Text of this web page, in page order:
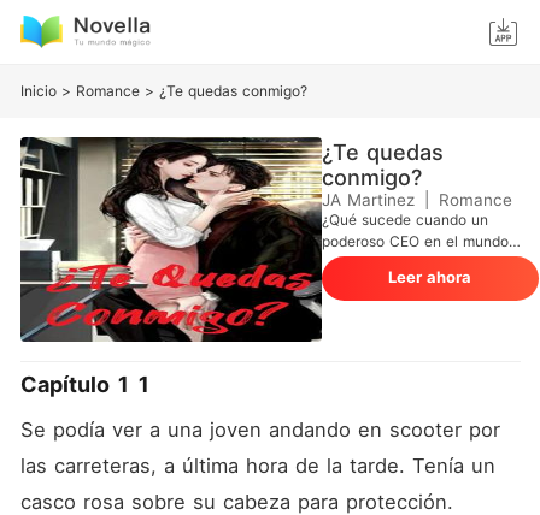
Inicio > Romance > ¿Te quedas conmigo?
¿Te quedas
conmigo?
JA Martinez Romance
¿Qué sucede cuando un
poderoso CEO en el mundo
de la moda se ve obligado a
casarse con una mujer de
una familia humilde, en
comparación con su origen
¿Comenzará a enamorarse
de ella lentamente? Lee esta
intrigante novela para
descubrir todas las
Leer ahora
Capítulo 1 1
Se podía ver a una joven andando en scooter por
las carreteras, a última hora de la tarde. Tenía un
casco rosa sobre su cabeza para protección.